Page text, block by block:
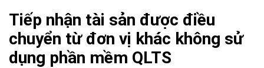
Tiếp nhận tài sản được điều
chuyển từ đơn vị khác không sử
dụng phần mềm QLTS